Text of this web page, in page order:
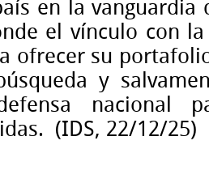
en la vanguardia
el vínculo con
ofrecer su
y
nacional
(IDS, 22/12/25)